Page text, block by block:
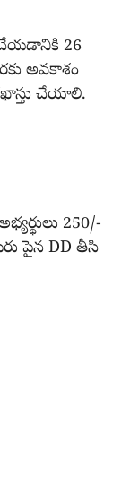
చేయడానికి 26
అవకాశం
చేయాలి.
250/-
పైన DD తీసి